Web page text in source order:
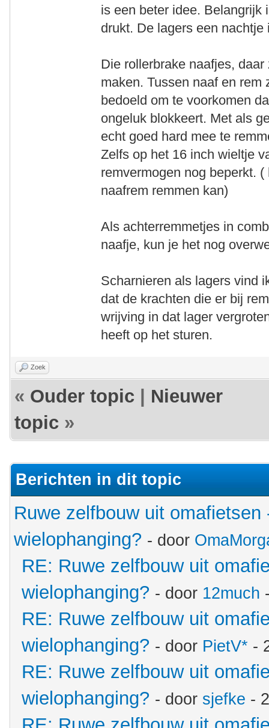
is een beter idee. Belangrijk
drukt. De lagers een
Die rollerbrake naafjes,
maken. Tussen naaf en
bedoeld om te voorkomen
ongeluk blokkeert. Met als
echt goed hard mee te
Zelfs op het 16 inch wieltje
remvermogen nog beperkt.
naafrem remmen kan)
Als achterremmetjes in
naafje, kun je het nog
Scharnieren als lagers vind
dat de krachten die er bij
wrijving in dat lager
heeft op het sturen.
Zoek
« Ouder topic
Nieuwer
topic »
Berichten in dit topic
Ruwe zelfbouw uit omafietsen
wielophanging? - door
RE: Ruwe zelfbouw uit
wielophanging? - door 12much
RE: Ruwe zelfbouw uit
wielophanging? - door PietV* -
RE: Ruwe zelfbouw uit
wielophanging? - door sjefke -